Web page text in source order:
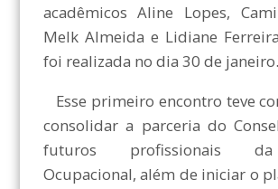
acadêmicos Aline Lopes,
Melk Almeida e Lidiane
foi realizada no dia 30 de janeiro.
Esse primeiro encontro teve
consolidar a parceria do
futuros profissionais
Ocupacional, além de iniciar o